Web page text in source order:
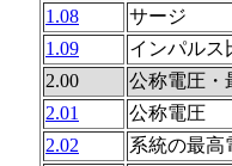
1.08
サージ
1.09
インパルス
2.00
公称電圧・
2.01
公称電圧
2.02
系統の最高